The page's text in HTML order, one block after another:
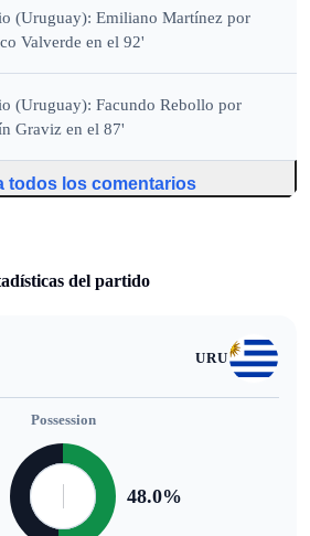
(Uruguay): Emiliano Martínez por
Valverde en el 92'
(Uruguay): Facundo Rebollo por
Graviz en el 87'
todos los comentarios
del partido
URU
Possession
48.0%